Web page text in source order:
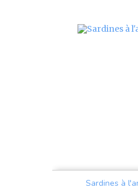
Sardines à